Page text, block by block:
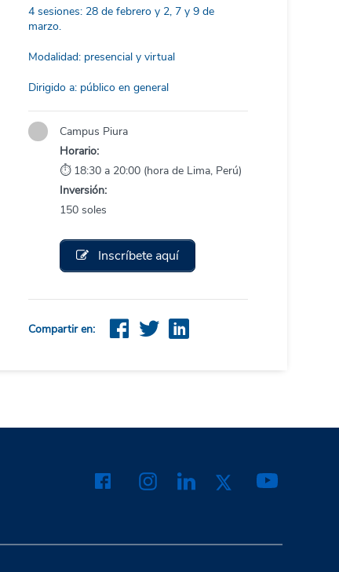
4 sesiones: 28 de febrero y 2, 7 y 9 de
marzo.
Modalidad: presencial y virtual
Dirigido a: público en general
Campus Piura
Horario:
⏱ 18:30 a 20:00 (hora de Lima, Perú)
Inversión:
150 soles
Inscríbete aquí
Compartir en: